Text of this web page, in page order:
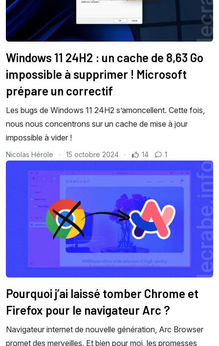
Windows 11 24H2 : un cache de 8,63 Go
impossible à supprimer ! Microsoft
prépare un correctif
Les bugs de Windows 11 24H2 s’amoncellent. Cette fois,
nous nous concentrons sur un cache de mise à jour
impossible à vider !
Nicolas Hérole 15 octobre 2024 14 1
Pourquoi j’ai laissé tomber Chrome et
Firefox pour le navigateur Arc ?
Navigateur internet de nouvelle génération, Arc Browser
promet des merveilles. Et bien pour moi, les promesses